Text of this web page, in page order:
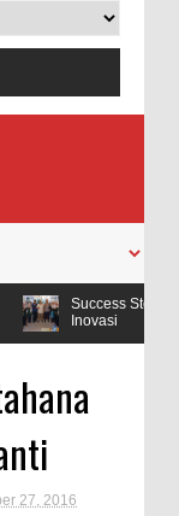
Padang: Berkah Rasa
27, 2016